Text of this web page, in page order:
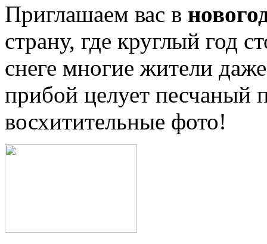
Приглашаем вас в
страну, где круглый год
снеге многие жители
прибой целует песчаный
восхитительные фото!